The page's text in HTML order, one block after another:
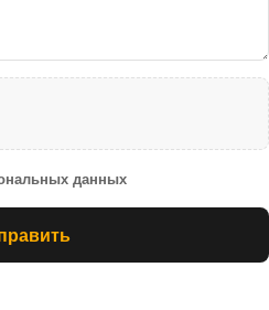
данных